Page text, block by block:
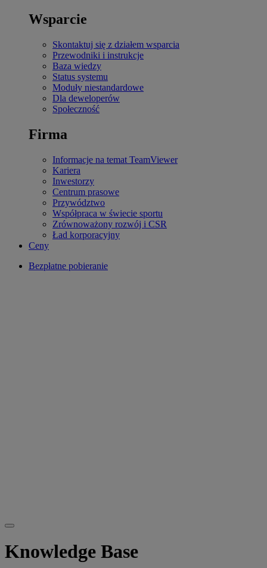
Wsparcie
Skontaktuj się z działem wsparcia
Przewodniki i instrukcje
Baza wiedzy
Status systemu
Moduły niestandardowe
Dla deweloperów
Społeczność
Firma
Informacje na temat TeamViewer
Kariera
Inwestorzy
Centrum prasowe
Przywództwo
Współpraca w świecie sportu
Zrównoważony rozwój i CSR
Ład korporacyjny
Ceny
Bezpłatne pobieranie
Knowledge Base